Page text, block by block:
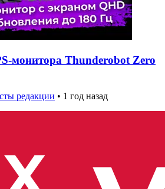
монитора Thunderobot Zero
редакции • 1 год назад